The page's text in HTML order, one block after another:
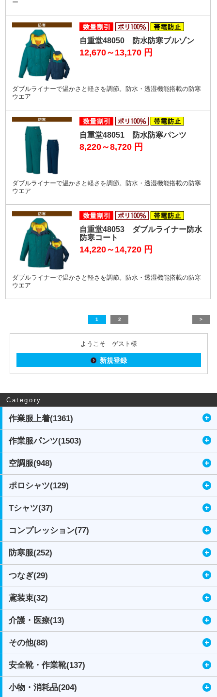
ー
自重堂48050 防水防寒ブルゾン
12,670～13,170 円
ダブルライナーで温かさと軽さを調節。防水・透湿機能搭載の防寒
ウエア
自重堂48051 防水防寒パンツ
8,220～8,720 円
ダブルライナーで温かさと軽さを調節。防水・透湿機能搭載の防寒
ウエア
自重堂48053 ダブルライナー防水
防寒コート
14,220～14,720 円
ダブルライナーで温かさと軽さを調節。防水・透湿機能搭載の防寒
ウエア
1 2 >
ようこそ ゲスト様
新規登録
Category
作業服上着(1361)
作業服パンツ(1503)
空調服(948)
ポロシャツ(129)
Tシャツ(37)
コンプレッション(77)
防寒服(252)
つなぎ(29)
鳶装束(32)
介護・医療(13)
その他(88)
安全靴・作業靴(137)
小物・消耗品(204)